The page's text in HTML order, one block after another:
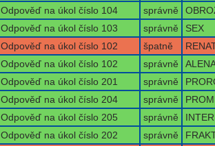
Odpověď na úkol číslo 104 správně
Odpověď na úkol číslo 103 správně SEX
Odpověď na úkol číslo 102 špatně
Odpověď na úkol číslo 102 správně
Odpověď na úkol číslo 201 správně
Odpověď na úkol číslo 204 správně
Odpověď na úkol číslo 205 správně
Odpověď na úkol číslo 202 správně